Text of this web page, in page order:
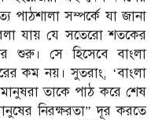
পাঠশালা সম্পর্কে যা জানা
যায় যে সতেরো শতকের
শুরু। সে হিসেবে বাংলা
কম নয়। সুতরাং, ‘বাংলা
তাকে পাঠ করে শেষ
নিরক্ষরতা” দূর করতে